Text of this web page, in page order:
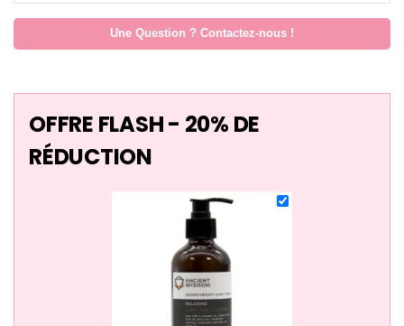
Une Question ? Contactez-nous !
OFFRE FLASH - 20% DE
RÉDUCTION